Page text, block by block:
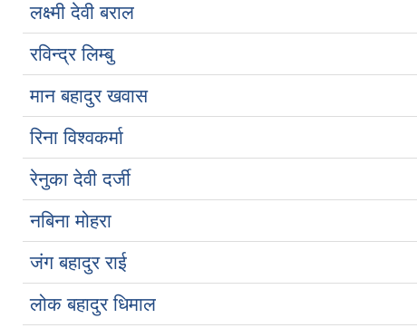
लक्ष्मी देवी बराल
रविन्द्र लिम्बु
मान बहादुर खवास
रिना विश्वकर्मा
रेनुका देवी दर्जी
नबिना मोहरा
जंग बहादुर राई
लोक बहादुर धिमाल